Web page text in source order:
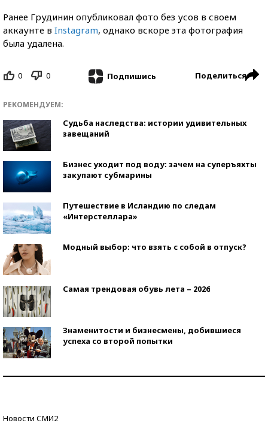
Ранее Грудинин опубликовал фото без усов в своем
аккаунте в Instagram, однако вскоре эта фотография
была удалена.
0 0 Подпишись Поделиться
РЕКОМЕНДУЕМ:
Судьба наследства: истории удивительных
завещаний
Бизнес уходит под воду: зачем на суперъяхты
закупают субмарины
Путешествие в Исландию по следам
«Интерстеллара»
Модный выбор: что взять с собой в отпуск?
Самая трендовая обувь лета – 2026
Знаменитости и бизнесмены, добившиеся
успеха со второй попытки
Новости СМИ2